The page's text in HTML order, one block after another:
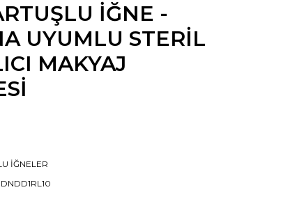
İĞNE -
UYUMLU STERİL
MAKYAJ
İĞNELER